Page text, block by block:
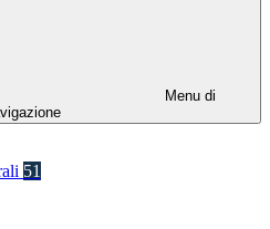
Menu di
51